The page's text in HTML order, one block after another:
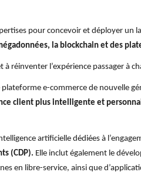
pour concevoir et déployer un
la blockchain et des
réinventer l’expérience passager à
e-commerce de nouvelle
client plus intelligente et
artificielle dédiées à
(CDP). Elle inclut également le
en libre-service, ainsi que